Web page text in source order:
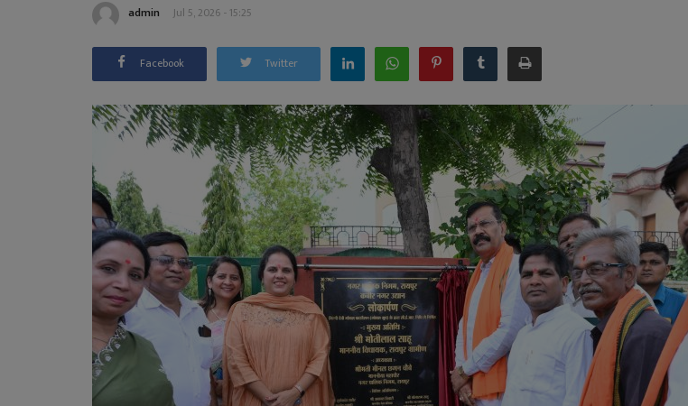
admin Jul 5, 2026 - 15:25
Facebook Twitter